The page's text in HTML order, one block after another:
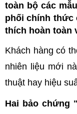
toàn bộ các
phối chính thức
thích hoàn toàn
Khách hàng có
nhiên liệu mới
thuật hay hiệu
Hai bảo chứng